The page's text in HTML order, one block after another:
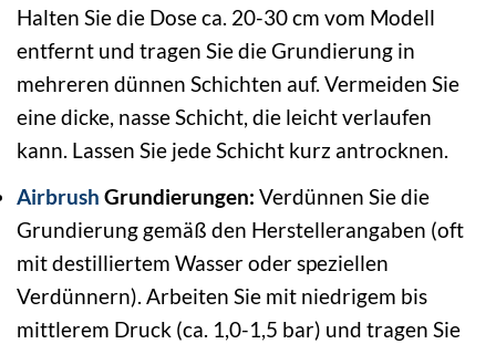
Halten Sie die Dose ca. 20-30 cm vom Modell
entfernt und tragen Sie die Grundierung in
mehreren dünnen Schichten auf. Vermeiden Sie
eine dicke, nasse Schicht, die leicht verlaufen
kann. Lassen Sie jede Schicht kurz antrocknen.
Airbrush Grundierungen: Verdünnen Sie die
Grundierung gemäß den Herstellerangaben (oft
mit destilliertem Wasser oder speziellen
Verdünnern). Arbeiten Sie mit niedrigem bis
mittlerem Druck (ca. 1,0-1,5 bar) und tragen Sie